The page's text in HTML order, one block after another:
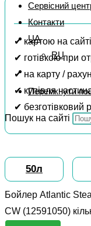
Сервісний
Контакти
UA
RU
Перемкнути
Пошук на сайті
✔ картою на
✔ готівкою при
✔ на карту /
✔ купівля
✔ безготівковий
50л
Бойлер Atlantic
CW (12591050)